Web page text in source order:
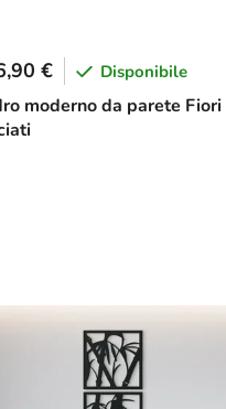
moderno da parete Fiori
€ Disponibile